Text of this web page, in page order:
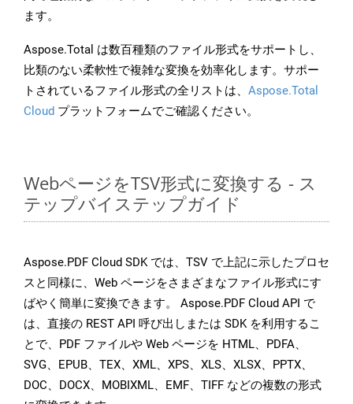
ます。
Aspose.Total は数百種類のファイル形式をサポートし、
比類のない柔軟性で複雑な変換を効率化します。サポー
トされているファイル形式の全リストは、 Aspose.Total
Cloud プラットフォームでご確認ください。
WebページをTSV形式に変換する - ス
テップバイステップガイド
Aspose.PDF Cloud SDK では、TSV で上記に示したプロセ
スと同様に、Web ページをさまざまなファイル形式にす
ばやく簡単に変換できます。 Aspose.PDF Cloud API で
は、直接の REST API 呼び出しまたは SDK を利用するこ
とで、PDF ファイルや Web ページを HTML、PDFA、
SVG、EPUB、TEX、XML、XPS、XLS、XLSX、PPTX、
DOC、DOCX、MOBIXML、EMF、TIFF などの複数の形式